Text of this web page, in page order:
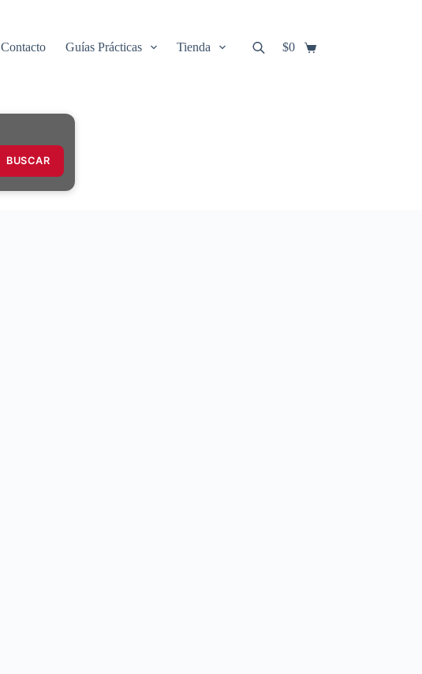
Contacto Guías Prácticas Tienda
Carro
$0
BUSCAR